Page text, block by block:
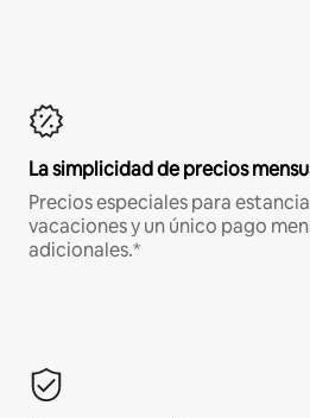
La simplicidad de precios
Precios especiales para
vacaciones y un único pago
adicionales.*